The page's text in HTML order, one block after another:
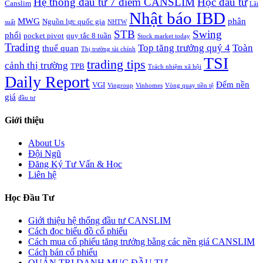
Canslim
Lãi
suất MWG Nguồn lực quốc gia NHTW Nhật báo IBD phân
phối pocket pivot quy tắc 8 tuần STB Stock market today Swing
Trading thuế quan Thị trường tài chính Top tăng trưởng quý 4 Toàn
cảnh thị trường TPB trading tips Trách nhiệm xã hội TSI
Daily Report VGI Vingroup Vinhomes Vòng quay tiền tệ Đếm nền
giá đầu tư
Giới thiệu
About Us
Đội Ngũ
Đăng Ký Tư Vấn & Học
Liên hệ
Học Đầu Tư
Giới thiệu hệ thống đầu tư CANSLIM
Cách đọc biểu đồ cổ phiếu
Cách mua cổ phiếu tăng trưởng bằng các nền giá CANSLIM
Cách bán cổ phiếu